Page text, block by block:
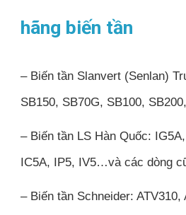
hãng biến tần
– Biến tần Slanvert (Senlan)
SB150, SB70G, SB100,
– Biến tần LS Hàn Quốc:
IC5A, IP5, IV5…và các dòng
– Biến tần Schneider: ATV310,